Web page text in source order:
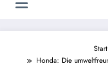
Start
Honda: Die